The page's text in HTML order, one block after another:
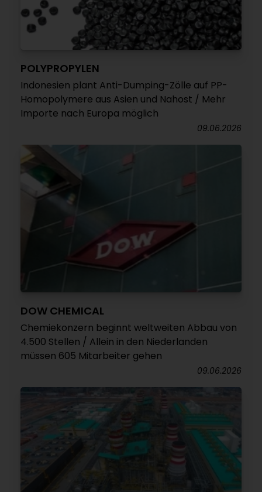
POLYPROPYLEN
Indonesien plant Anti-Dumping-Zölle auf PP-
Homopolymere aus Asien und Nahost / Mehr
Importe nach Europa möglich
09.06.2026
DOW CHEMICAL
Chemiekonzern beginnt weltweiten Abbau von
4.500 Stellen / Allein in den Niederlanden
müssen 605 Mitarbeiter gehen
09.06.2026